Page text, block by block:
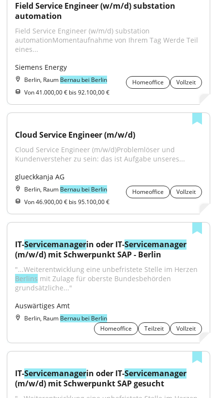
Field Service Engineer (w/m/d) substation
automation
Field Service Engineer (w/m/d) substation
automationMomentaufnahme von Ihrem Tag Werde Teil
eines...
Siemens Energy
Berlin, Raum Bernau bei Berlin Homeoffice
Vollzeit
Von 41.000,00 € bis 92.100,00 €
Cloud Service Engineer (m/w/d)
Cloud Service Engineer (m/w/d)Problemlöser und
Kundenversteher zu sein: das ist Aufgabe unseres...
glueckkanja AG
Berlin, Raum Bernau bei Berlin Homeoffice
Vollzeit
Von 46.900,00 € bis 95.100,00 €
IT-Servicemanagerin oder IT-Servicemanager
(m/w/d) mit Schwerpunkt SAP - Berlin
Berlins mit Zulage für oberste Bundesbehörden
grundsätzliche..."
Auswärtiges Amt
Berlin, Raum Bernau bei Berlin
Homeoffice
Teilzeit Vollzeit
IT-Servicemanagerin oder IT-Servicemanager
(m/w/d) mit Schwerpunkt SAP gesucht